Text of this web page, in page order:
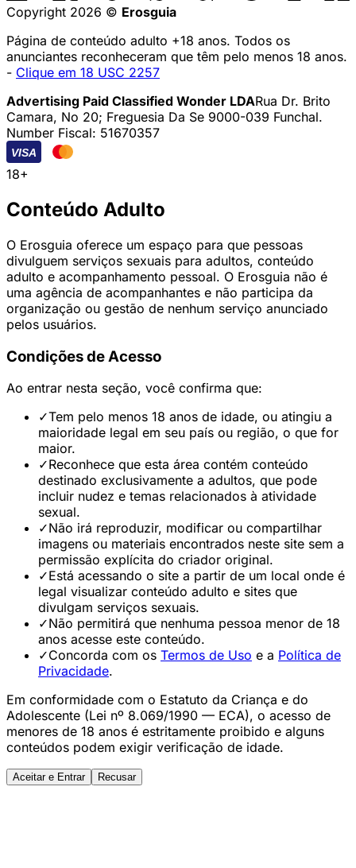
Copyright 2026 © Erosguia
Página de conteúdo adulto +18 anos. Todos os
anunciantes reconheceram que têm pelo menos 18 anos.
- Clique em 18 USC 2257
Advertising Paid Classified Wonder LDARua Dr. Brito
Camara, No 20; Freguesia Da Se 9000-039 Funchal.
Number Fiscal: 51670357
VISA
18+
Conteúdo Adulto
O Erosguia oferece um espaço para que pessoas
divulguem serviços sexuais para adultos, conteúdo
adulto e acompanhamento pessoal. O Erosguia não é
uma agência de acompanhantes e não participa da
organização ou gestão de nenhum serviço anunciado
pelos usuários.
Condições de Acesso
Ao entrar nesta seção, você confirma que:
✓Tem pelo menos 18 anos de idade, ou atingiu a
maioridade legal em seu país ou região, o que for
maior.
✓Reconhece que esta área contém conteúdo
destinado exclusivamente a adultos, que pode
incluir nudez e temas relacionados à atividade
sexual.
✓Não irá reproduzir, modificar ou compartilhar
imagens ou materiais encontrados neste site sem a
permissão explícita do criador original.
✓Está acessando o site a partir de um local onde é
legal visualizar conteúdo adulto e sites que
divulgam serviços sexuais.
✓Não permitirá que nenhuma pessoa menor de 18
anos acesse este conteúdo.
✓Concorda com os Termos de Uso e a Política de
Privacidade.
Em conformidade com o Estatuto da Criança e do
Adolescente (Lei nº 8.069/1990 — ECA), o acesso de
menores de 18 anos é estritamente proibido e alguns
conteúdos podem exigir verificação de idade.
Aceitar e Entrar Recusar